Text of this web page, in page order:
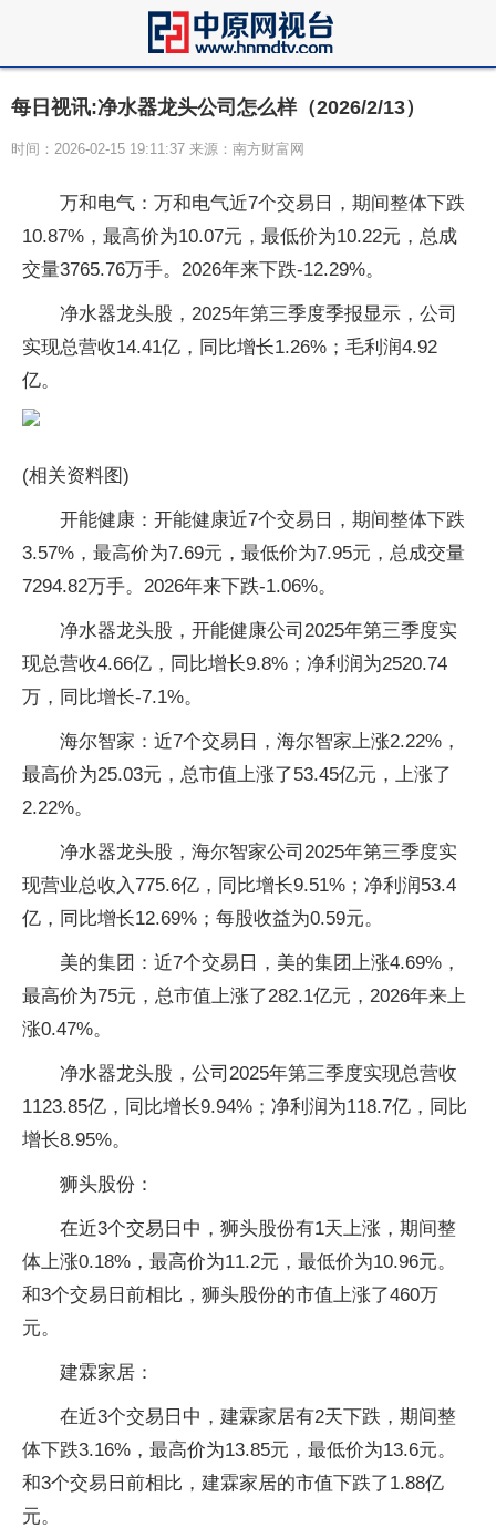
每日视讯:净水器龙头公司怎么样（2026/2/13）
时间：2026-02-15 19:11:37 来源：南方财富网
万和电气：万和电气近7个交易日，期间整体下跌
10.87%，最高价为10.07元，最低价为10.22元，总成
交量3765.76万手。2026年来下跌-12.29%。
净水器龙头股，2025年第三季度季报显示，公司
实现总营收14.41亿，同比增长1.26%；毛利润4.92
亿。
(相关资料图)
开能健康：开能健康近7个交易日，期间整体下跌
3.57%，最高价为7.69元，最低价为7.95元，总成交量
7294.82万手。2026年来下跌-1.06%。
净水器龙头股，开能健康公司2025年第三季度实
现总营收4.66亿，同比增长9.8%；净利润为2520.74
万，同比增长-7.1%。
海尔智家：近7个交易日，海尔智家上涨2.22%，
最高价为25.03元，总市值上涨了53.45亿元，上涨了
2.22%。
净水器龙头股，海尔智家公司2025年第三季度实
现营业总收入775.6亿，同比增长9.51%；净利润53.4
亿，同比增长12.69%；每股收益为0.59元。
美的集团：近7个交易日，美的集团上涨4.69%，
最高价为75元，总市值上涨了282.1亿元，2026年来上
涨0.47%。
净水器龙头股，公司2025年第三季度实现总营收
1123.85亿，同比增长9.94%；净利润为118.7亿，同比
增长8.95%。
狮头股份：
在近3个交易日中，狮头股份有1天上涨，期间整
体上涨0.18%，最高价为11.2元，最低价为10.96元。
和3个交易日前相比，狮头股份的市值上涨了460万
元。
建霖家居：
在近3个交易日中，建霖家居有2天下跌，期间整
体下跌3.16%，最高价为13.85元，最低价为13.6元。
和3个交易日前相比，建霖家居的市值下跌了1.88亿
元。